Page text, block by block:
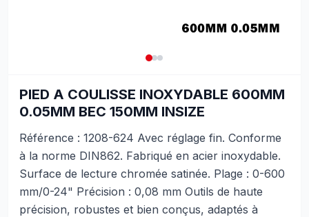
PIED A COULISSE INOXYDABLE 600MM
0.05MM BEC 150MM INSIZE
Référence : 1208-624 Avec réglage fin. Conforme
à la norme DIN862. Fabriqué en acier inoxydable.
Surface de lecture chromée satinée. Plage : 0-600
mm/0-24" Précision : 0,08 mm Outils de haute
précision, robustes et bien conçus, adaptés à